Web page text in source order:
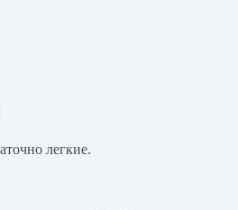
легкие.